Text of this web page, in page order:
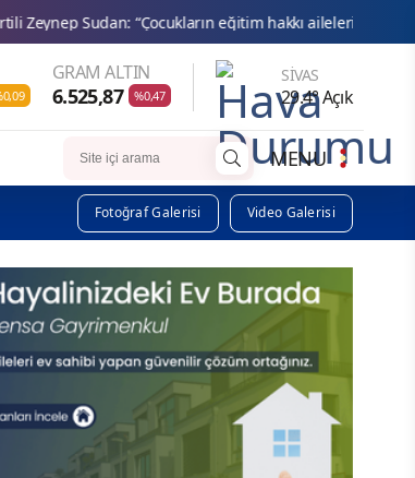
eğitim hakkı ailelerin gelirine bağlı olamaz”
GRAM ALTIN
6.525,87 %0,47
SIVAS
29.4° Açık
MENU
Fotoğraf Galerisi Video Galerisi